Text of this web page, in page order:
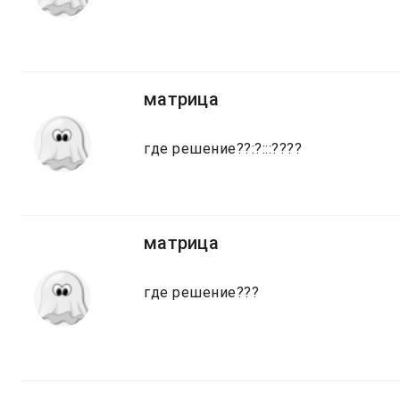
матрица
где решение??:?:::????
матрица
где решение???